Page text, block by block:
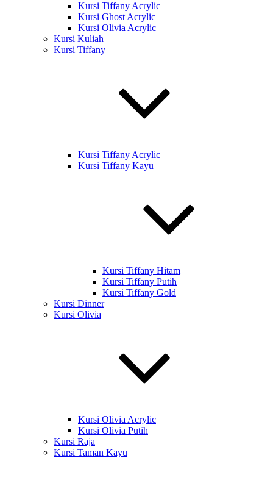
Kursi Tiffany Acrylic
Kursi Ghost Acrylic
Kursi Olivia Acrylic
Kursi Kuliah
Kursi Tiffany
Kursi Tiffany Acrylic
Kursi Tiffany Kayu
Kursi Tiffany Hitam
Kursi Tiffany Putih
Kursi Tiffany Gold
Kursi Dinner
Kursi Olivia
Kursi Olivia Acrylic
Kursi Olivia Putih
Kursi Raja
Kursi Taman Kayu